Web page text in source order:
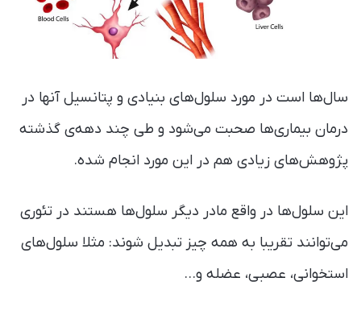
سال‌ها است در مورد سلول‌های بنیادی و پتانسیل‌ آنها در
درمان بیماری‌ها صحبت می‌شود و طی چند دهه‌ی گذشته
پژوهش‌های زیادی هم در این مورد انجام شده.
این سلول‌ها در واقع مادر دیگر سلول‌ها هستند در تئوری
می‌توانند تقریبا به همه چیز تبدیل شوند: مثلا سلول‌های
استخوانی، عصبی، عضله و…